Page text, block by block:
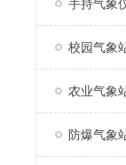
手持气象
校园气象
农业气象
防爆气象